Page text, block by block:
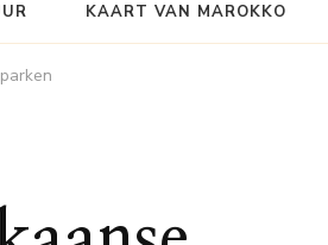
KAART VAN MAROKKO